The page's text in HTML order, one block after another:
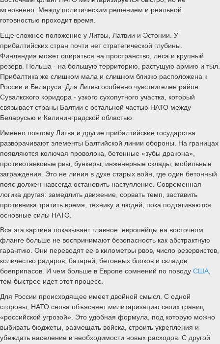
мгновенно. Между политическим решением и реальной
готовностью проходит время.
Еще сложнее положение у Литвы, Латвии и Эстонии. У
прибалтийских стран почти нет стратегической глубины.
Финляндия может опираться на пространство, леса и крупный
резерв. Польша - на большую территорию, растущую армию и тыл.
Прибалтика же слишком мала и слишком близко расположена к
России и Беларуси. Для Литвы особенно чувствителен район
Сувалкского коридора - узкого сухопутного участка, который
связывает страны Балтии с остальной частью НАТО между
Беларусью и Калининградской областью.
Именно поэтому Литва и другие прибалтийские государства
разворачивают элементы Балтийской линии обороны. На границах
появляются колючая проволока, бетонные «зубы дракона»,
противотанковые рвы, бункеры, инженерные склады, мобильные
заграждения. Это не линия в духе старых войн, где один бетонный
пояс должен навсегда остановить наступление. Современная
логика другая: замедлить движение, сорвать темп, заставить
противника тратить время, технику и людей, пока подтягиваются
основные силы НАТО.
Вся эта картина показывает главное: европейцы на восточном
фланге больше не воспринимают безопасность как абстрактную
гарантию. Они переводят ее в километры рвов, число резервистов,
количество радаров, батарей, бетонных блоков и складов
боеприпасов. И чем больше в Европе сомнений по поводу США,
тем быстрее идет этот процесс.
Для России происходящее имеет двойной смысл. С одной
стороны, НАТО снова объясняет милитаризацию своих границ
«российской угрозой». Это удобная формула, под которую можно
выбивать бюджеты, размещать войска, строить укрепления и
убеждать население в необходимости новых расходов. С другой